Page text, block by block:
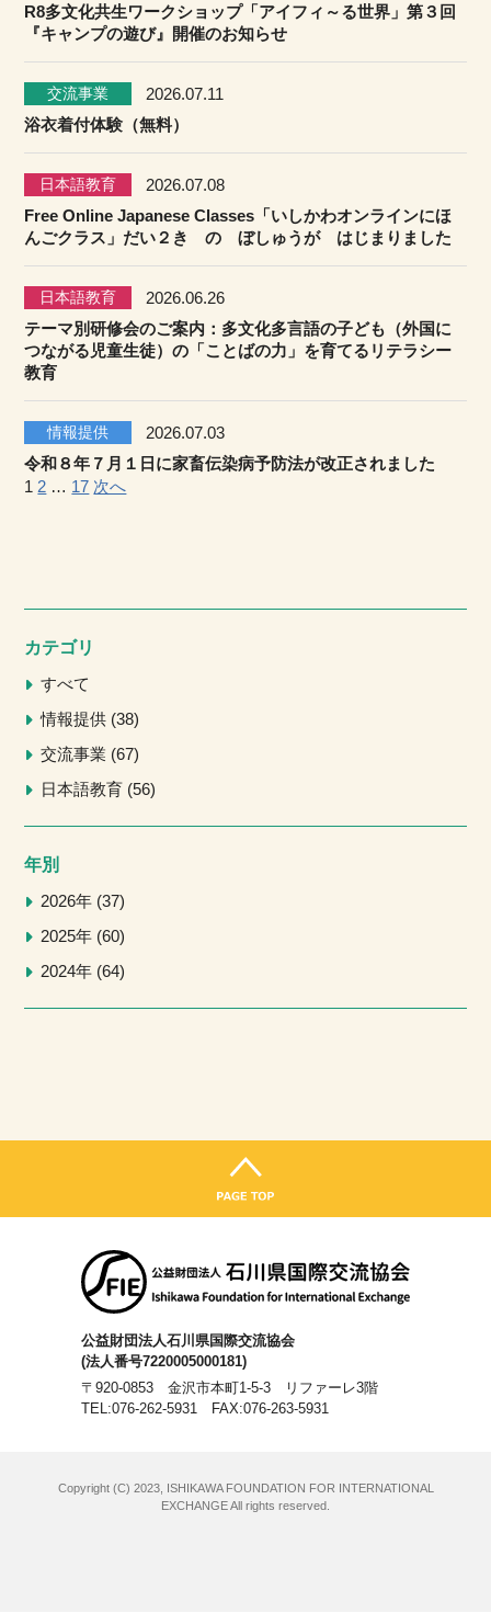
R8多文化共生ワークショップ「アイフィ～る世界」第３回
『キャンプの遊び』開催のお知らせ
交流事業
2026.07.11
浴衣着付体験（無料）
日本語教育
2026.07.08
Free Online Japanese Classes「いしかわオンラインにほ
んごクラス」だい２き の ぼしゅうが はじまりました
日本語教育
2026.06.26
テーマ別研修会のご案内：多文化多言語の子ども（外国に
つながる児童生徒）の「ことばの力」を育てるリテラシー
教育
情報提供
2026.07.03
令和８年７月１日に家畜伝染病予防法が改正されました
投
ー
ジ
送
り
1 2 … 17 次へ
カテゴリ
すべて
情報提供 38
交流事業
67
日本語教育 56
年別
2026年 37
2025年 60
2024年 64
公益財団法人石川県国際交流協会
(法人番号7220005000181)
〒920-0853 金沢市本町1-5-3 リファーレ3階
TEL:076-262-5931
FAX:076-263-5931
Copyright (C) 2023, ISHIKAWA FOUNDATION FOR INTERNATIONAL
EXCHANGE All rights reserved.